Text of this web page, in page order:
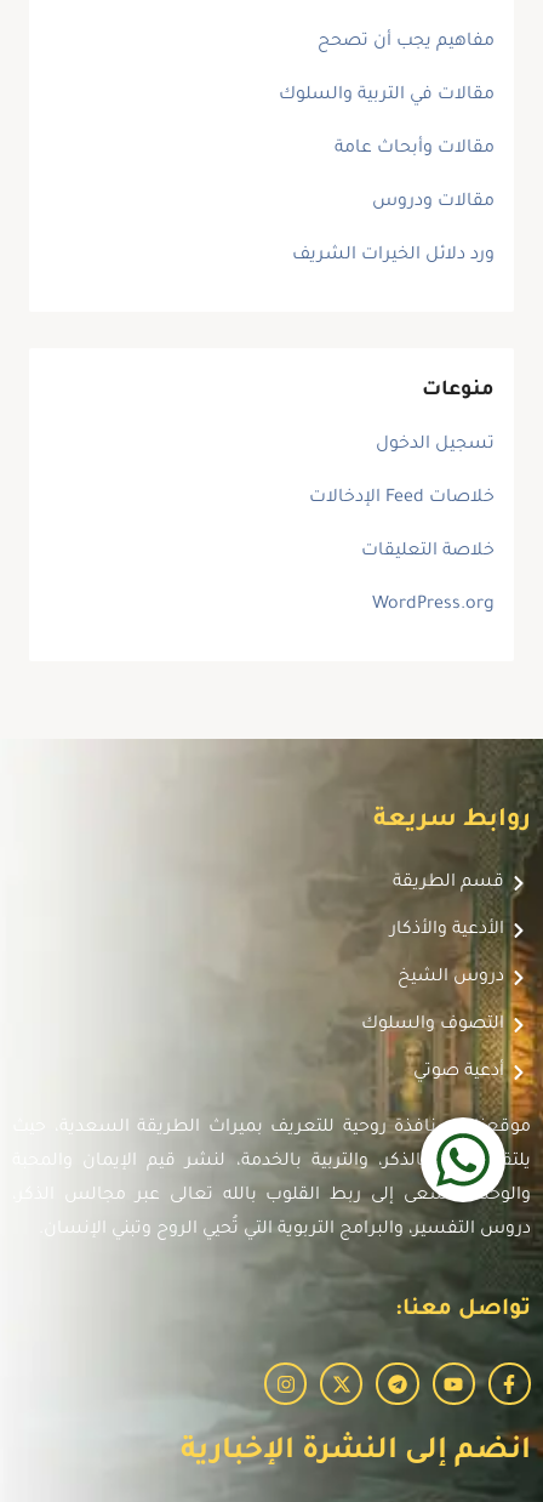
مفاهيم يجب أن تصحح
مقالات في التربية والسلوك
مقالات وأبحاث عامة
مقالات ودروس
ورد دلائل الخيرات الشريف
منوعات
تسجيل الدخول
خلاصات Feed الإدخالات
خلاصة التعليقات
WordPress.org
روابط سريعة
قسم الطريقة
الأدعية والأذكار
دروس الشيخ
التصوف والسلوك
أدعية صوتي
موقعنا هو نافذة روحية للتعريف بميراث الطريقة السعدية، حيث
يلتقي العلم بالذكر، والتربية بالخدمة، لنشر قيم الإيمان والمحبة
والوحدة. نسعى إلى ربط القلوب بالله تعالى عبر مجالس الذكر،
دروس التفسير، والبرامج التربوية التي تُحيي الروح وتبني الإنسان.
تواصل معنا:
انضم إلى النشرة الإخبارية